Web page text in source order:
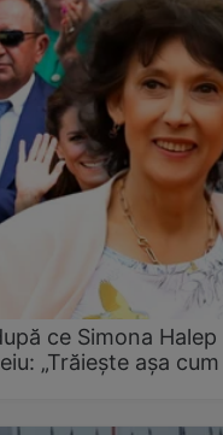
ce Simona Halep
„Trăiește așa cum